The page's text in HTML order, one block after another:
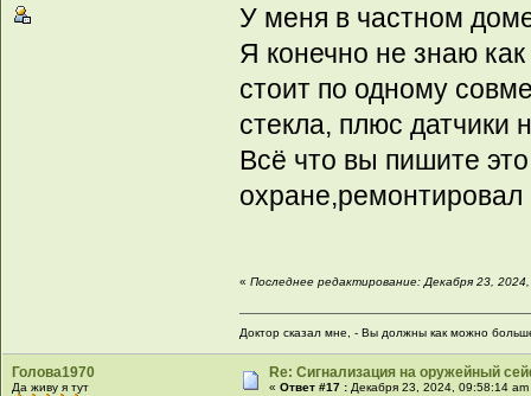
У меня в частном
Я конечно не знаю
стоит по одному
стекла, плюс датчики
Всё что вы пишите
«Последнее редактирование: Декабря 23,
Доктор сказал мне, - Вы должны как можно
Голова1970
Да живу я тут
Re: Сигнализация на оружейный
«Ответ #17 : Декабря 23, 2024, 09:58:14 am